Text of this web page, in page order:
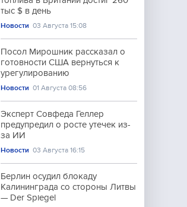
тыс $ в день
Новости 03 Августа 15:08
Посол Мирошник рассказал о
готовности США вернуться к
урегулированию
Новости 01 Августа 08:56
Эксперт Совфеда Геллер
предупредил о росте утечек из-
за ИИ
Новости 03 Августа 16:15
Берлин осудил блокаду
Калининграда со стороны Литвы
— Der Spiegel